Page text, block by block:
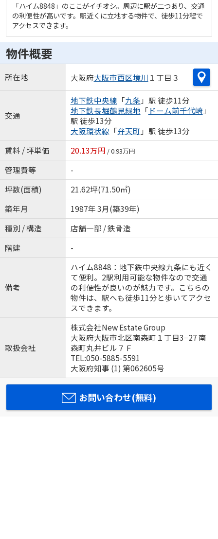
「ハイム8848」のここがイチオシ。周辺に駅が二つあり、交通
の利便性が高いです。駅近くに立地する物件で、徒歩11分程で
アクセスできます。
物件概要
所在地 大阪府大阪市西区境川 １丁目３
交通
地下鉄中央線 「九条 」駅 徒歩11分
地下鉄長堀鶴見緑地 「 ドーム前千代崎 」
駅 徒歩13分
大阪環状線 「弁天町 」駅 徒歩13分
賃料 / 坪単価
20.13万円 / 0.93万円
管理費等
-
坪数(面積)
21.62坪(71.50㎡)
築年月
1987年 3月(築39年)
種別 / 構造
店舗一部 / 鉄骨造
階建
-
備考
ハイム8848：地下鉄中央線九条にも近く
て便利。2駅利用可能な物件なので交通
の利便性が良いのが魅力です。こちらの
物件は、駅へも徒歩11分と歩いてアクセ
スできます。
取扱会社
株式会社New Estate Group
大阪府大阪市北区南森町１丁目3−27 南
森町丸井ビル７Ｆ
TEL:050-5885-5591
大阪府知事 (1) 第062605号
お問い合わせ(無料)